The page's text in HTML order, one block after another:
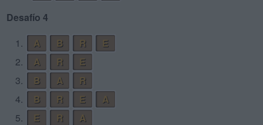
Desafío 4
1.
A B R
E
2.
A R
E
3.
B A
R
4.
B R E
A
5.
E R
A